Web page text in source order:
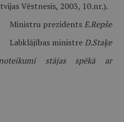
Vēstnesis, 2003, 10.nr.).
Ministru prezidentsE.Repše
Labklājības ministreD.Staķe
stājas spēkā ar